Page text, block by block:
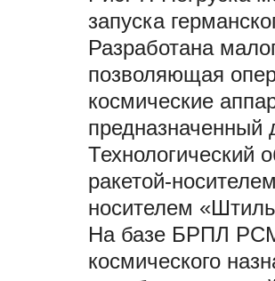
запуска
Разработана
позволяющая
космические
предназначенный
Технологический
ракетой-
носителем
На базе БРПЛ
космического